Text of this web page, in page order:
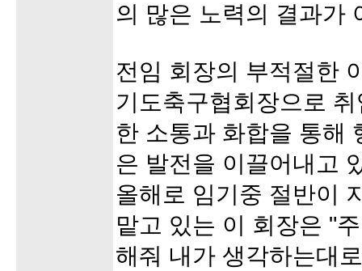
의 많은 노력의 결과가
전임 회장의 부적절한
기도축구협회장으로
한 소통과 화합을 통해
은 발전을 이끌어내고
올해로 임기중 절반이
맡고 있는 이 회장은 "
해줘 내가 생각하는대